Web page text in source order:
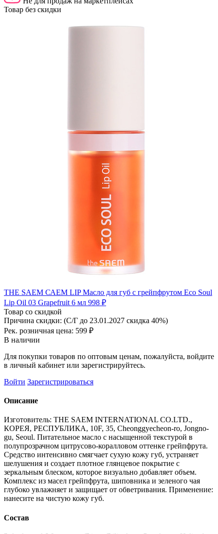
Товар без скидки
THE SAEM САЕМ LIP Масло для губ с грейпфрутом Eco Soul
Lip Oil 03 Grapefruit 6 мл 998 ₽
Товар со скидкой
Причина скидки: (С/Г до 23.01.2027 скидка 40%)
Рек. розничная цена: 599 ₽
В наличии
Для покупки товаров по оптовым ценам, пожалуйста, войдите
в личный кабинет или зарегистрируйтесь.
Войти Зарегистрироваться
Описание
Изготовитель: THE SAEM INTERNATIONAL CO.LTD.,
КОРЕЯ, РЕСПУБЛИКА, 10F, 35, Cheonggyecheon-ro, Jongno-
gu, Seoul. Питательное масло с насыщенной текстурой в
полупрозрачном цитрусово-коралловом оттенке грейпфрута.
Средство интенсивно смягчает сухую кожу губ, устраняет
шелушения и создает плотное глянцевое покрытие с
зеркальным блеском, которое визуально добавляет объем.
Комплекс из масел грейпфрута, шиповника и зеленого чая
глубоко увлажняет и защищает от обветривания. Применение:
нанесите на чистую кожу губ.
Состав